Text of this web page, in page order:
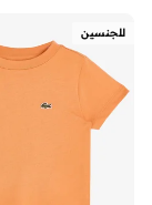
للجنسين